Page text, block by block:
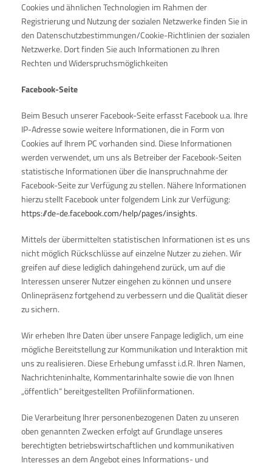
Cookies und ähnlichen Technologien im Rahmen der
Registrierung und Nutzung der sozialen Netzwerke finden Sie in
den Datenschutzbestimmungen/Cookie-Richtlinien der sozialen
Netzwerke. Dort finden Sie auch Informationen zu Ihren
Rechten und Widerspruchsmöglichkeiten
Facebook-Seite
Beim Besuch unserer Facebook-Seite erfasst Facebook u.a. Ihre
IP-Adresse sowie weitere Informationen, die in Form von
Cookies auf Ihrem PC vorhanden sind. Diese Informationen
werden verwendet, um uns als Betreiber der Facebook-Seiten
statistische Informationen über die Inanspruchnahme der
Facebook-Seite zur Verfügung zu stellen. Nähere Informationen
hierzu stellt Facebook unter folgendem Link zur Verfügung:
https://de-de.facebook.com/help/pages/insights.
Mittels der übermittelten statistischen Informationen ist es uns
nicht möglich Rückschlüsse auf einzelne Nutzer zu ziehen. Wir
greifen auf diese lediglich dahingehend zurück, um auf die
Interessen unserer Nutzer eingehen zu können und unsere
Onlinepräsenz fortgehend zu verbessern und die Qualität dieser
zu sichern.
Wir erheben Ihre Daten über unsere Fanpage lediglich, um eine
mögliche Bereitstellung zur Kommunikation und Interaktion mit
uns zu realisieren. Diese Erhebung umfasst i.d.R. Ihren Namen,
Nachrichteninhalte, Kommentarinhalte sowie die von Ihnen
„öffentlich“ bereitgestellten Profilinformationen.
Die Verarbeitung Ihrer personenbezogenen Daten zu unseren
oben genannten Zwecken erfolgt auf Grundlage unseres
berechtigten betriebswirtschaftlichen und kommunikativen
Interesses an dem Angebot eines Informations- und